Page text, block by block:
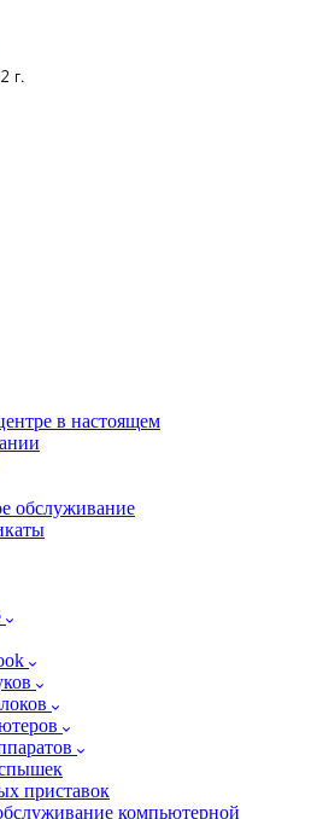
в настоящем
обслуживание
приставок
компьютерной